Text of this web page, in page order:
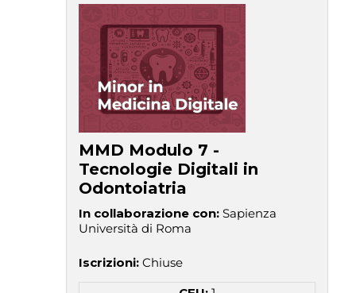
MMD Modulo 7 -
Tecnologie Digitali in
Odontoiatria
In collaborazione con: Sapienza
Università di Roma
Iscrizioni: Chiuse